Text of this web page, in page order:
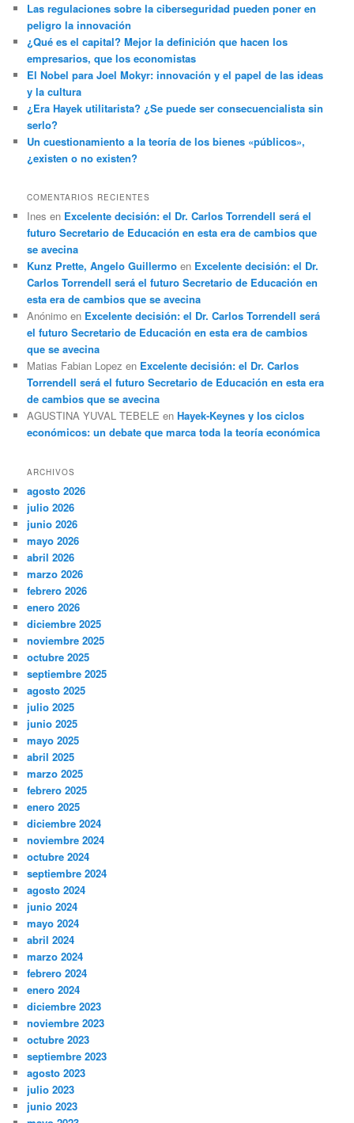
Las regulaciones sobre la ciberseguridad pueden poner en
peligro la innovación
¿Qué es el capital? Mejor la definición que hacen los
empresarios, que los economistas
El Nobel para Joel Mokyr: innovación y el papel de las ideas
y la cultura
¿Era Hayek utilitarista? ¿Se puede ser consecuencialista sin
serlo?
Un cuestionamiento a la teoría de los bienes «públicos»,
¿existen o no existen?
COMENTARIOS RECIENTES
Ines en Excelente decisión: el Dr. Carlos Torrendell será el
futuro Secretario de Educación en esta era de cambios que
se avecina
Kunz Prette, Angelo Guillermo en Excelente decisión: el Dr.
Carlos Torrendell será el futuro Secretario de Educación en
esta era de cambios que se avecina
Anónimo en Excelente decisión: el Dr. Carlos Torrendell será
el futuro Secretario de Educación en esta era de cambios
que se avecina
Matias Fabian Lopez en Excelente decisión: el Dr. Carlos
Torrendell será el futuro Secretario de Educación en esta era
de cambios que se avecina
AGUSTINA YUVAL TEBELE enHayek-Keynes y los ciclos
económicos: un debate que marca toda la teoría económica
ARCHIVOS
agosto 2026
julio 2026
junio 2026
mayo 2026
abril 2026
marzo 2026
febrero 2026
enero 2026
diciembre 2025
noviembre 2025
octubre 2025
septiembre 2025
agosto 2025
julio 2025
junio 2025
mayo 2025
abril 2025
marzo 2025
febrero 2025
enero 2025
diciembre 2024
noviembre 2024
octubre 2024
septiembre 2024
agosto 2024
junio 2024
mayo 2024
abril 2024
marzo 2024
febrero 2024
enero 2024
diciembre 2023
noviembre 2023
octubre 2023
septiembre 2023
agosto 2023
julio 2023
junio 2023